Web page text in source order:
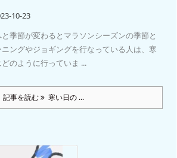
10-23
季節が変わるとマラソンシーズンの季節と
ングやジョギングを行なっている人は、寒
のように行っていま ...
記事を読む 寒い日の ...